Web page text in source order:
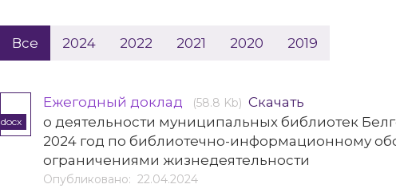
Все 2024 2022 2021 2020 2019
docx
Ежегодный доклад (58.8 Kb) Скачать
о деятельности муниципальных библиотек
2024 год по библиотечно-информационному
ограничениями жизнедеятельности
Опубликовано: 22.04.2024